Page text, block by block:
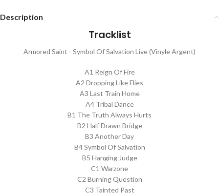
Description
Tracklist
Armored Saint - Symbol Of Salvation Live (Vinyle Argent)
A1 Reign Of Fire
A2 Dropping Like Flies
A3 Last Train Home
A4 Tribal Dance
B1 The Truth Always Hurts
B2 Half Drawn Bridge
B3 Another Day
B4 Symbol Of Salvation
B5 Hanging Judge
C1 Warzone
C2 Burning Question
C3 Tainted Past